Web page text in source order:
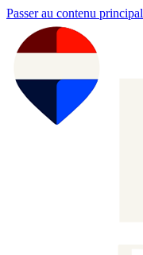
Passer au contenu principal